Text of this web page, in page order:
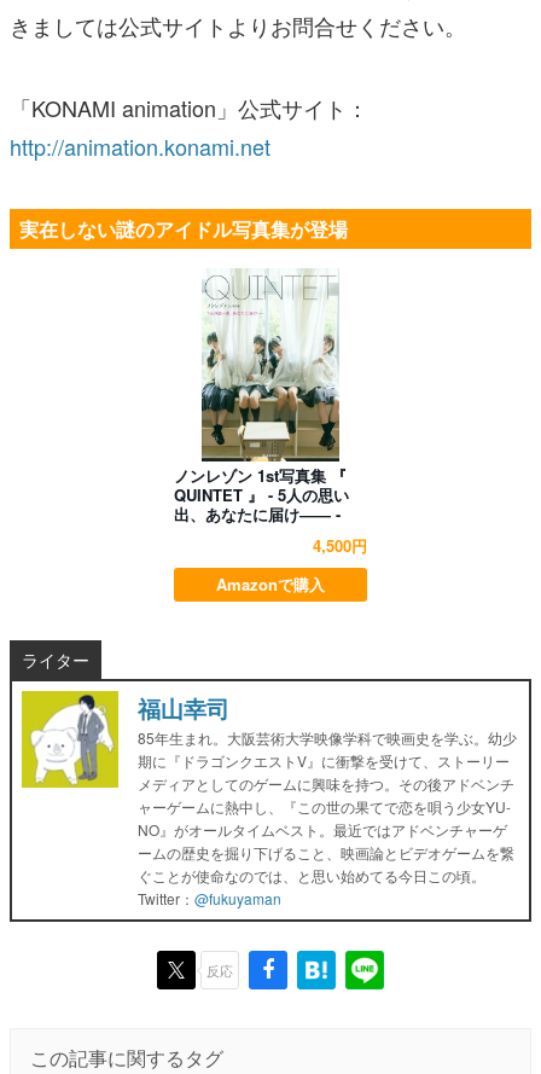
きましては公式サイトよりお問合せください。
「KONAMI animation」公式サイト：
http://animation.konami.net
実在しない謎のアイドル写真集が登場
ノンレゾン 1st写真集 『
QUINTET 』 - 5人の思い
出、あなたに届け―― -
4,500円
Amazonで購入
ライター
福山幸司
85年生まれ。大阪芸術大学映像学科で映画史を学ぶ。幼少
期に『ドラゴンクエストV』に衝撃を受けて、ストーリー
メディアとしてのゲームに興味を持つ。その後アドベンチ
ャーゲームに熱中し、『この世の果てで恋を唄う少女YU-
NO』がオールタイムベスト。最近ではアドベンチャーゲ
ームの歴史を掘り下げること、映画論とビデオゲームを繋
ぐことが使命なのでは、と思い始めてる今日この頃。
Twitter： @fukuyaman
反応
この記事に関するタグ